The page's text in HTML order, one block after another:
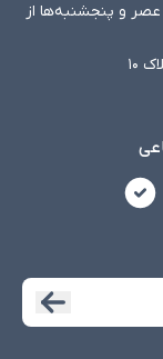
شنبه تا چهارشنبه از ساعت ۸:۳۰ صبح تا ۱۷ عصر و پنجشنبه‌ها از
۱۰